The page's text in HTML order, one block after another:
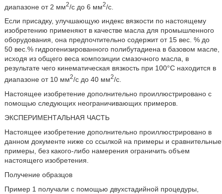
диапазоне от 2 мм2/с до 6 мм2/с.
Если присадку, улучшающую индекс вязкости по настоящему
изобретению применяют в качестве масла для промышленного
оборудования, она предпочтительно содержит от 15 вес. % до
50 вес.% гидрогенизированного полибутадиена в базовом масле,
исходя из общего веса композиции смазочного масла, в
результате чего кинематическая вязкость при 100°C находится в
диапазоне от 10 мм2/с до 40 мм2/с.
Настоящее изобретение дополнительно проиллюстрировано с
помощью следующих неограничивающих примеров.
ЭКСПЕРИМЕНТАЛЬНАЯ ЧАСТЬ
Настоящее изобретение дополнительно проиллюстрировано в
данном документе ниже со ссылкой на примеры и сравнительные
примеры, без какого-либо намерения ограничить объем
настоящего изобретения.
Получение образцов
Пример 1 получали с помощью двухстадийной процедуры,